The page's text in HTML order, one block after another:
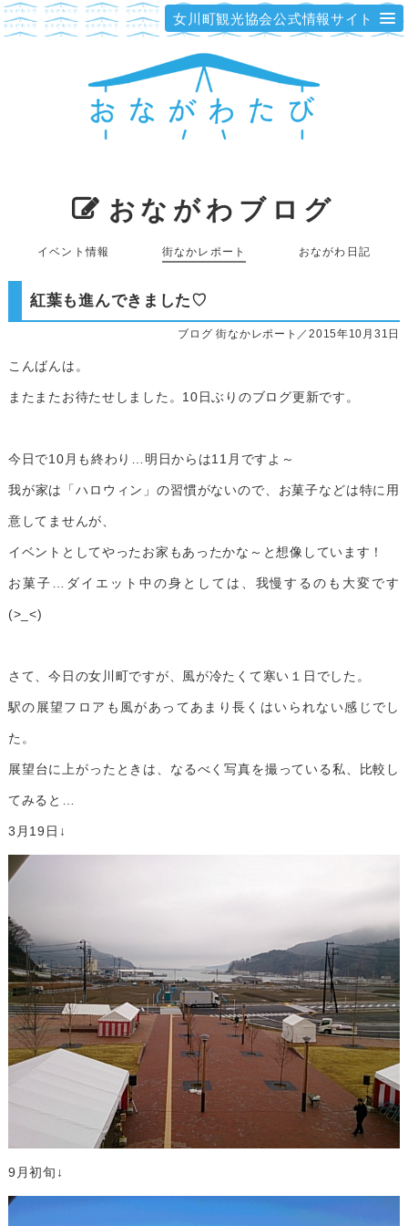
女川町観光協会公式情報サイト
おながわブログ
イベント情報 街なかレポート おながわ日記
紅葉も進んできました♡
ブログ 街なかレポート／2015年10月31日
こんばんは。
またまたお待たせしました。10日ぶりのブログ更新です。
今日で10月も終わり…明日からは11月ですよ～
我が家は「ハロウィン」の習慣がないので、お菓子などは特に用
意してませんが、
イベントとしてやったお家もあったかな～と想像しています！
お菓子…ダイエット中の身としては、我慢するのも大変です
(>_<)
さて、今日の女川町ですが、風が冷たくて寒い１日でした。
駅の展望フロアも風があってあまり長くはいられない感じでし
た。
展望台に上がったときは、なるべく写真を撮っている私、比較し
てみると…
3月19日↓
9月初旬↓